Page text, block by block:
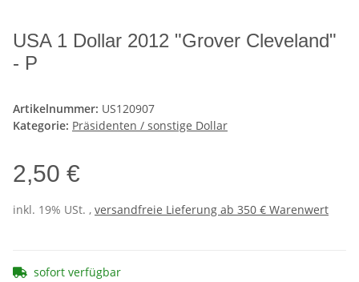
USA 1 Dollar 2012 "Grover Cleveland"
- P
Artikelnummer: US120907
Kategorie: Präsidenten / sonstige Dollar
2,50 €
inkl. 19% USt. , versandfreie Lieferung ab 350 € Warenwert
sofort verfügbar